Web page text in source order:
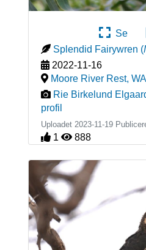
Se
Splendid Fairywren (
2022-11-16
Moore River Rest, WA
Rie Birkelund
profil
Uploadet 2023-11-19
1 888